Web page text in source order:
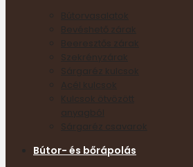
Bútorvasalatok
Bevéshető zárak
Beeresztős zárak
Szekrényzárak
Sárgaréz kulcsok
Acél kulcsok
Kulcsok ötvözött
Sárgaréz csavarok
Bútor- és bőrápolás